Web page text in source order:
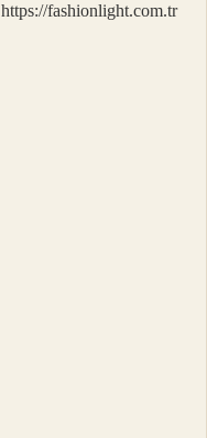
https://fashionlight.com.tr